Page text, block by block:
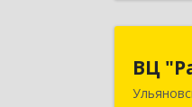
ВЦ
432001,